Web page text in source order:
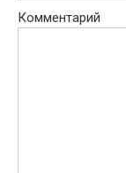
Комментарий